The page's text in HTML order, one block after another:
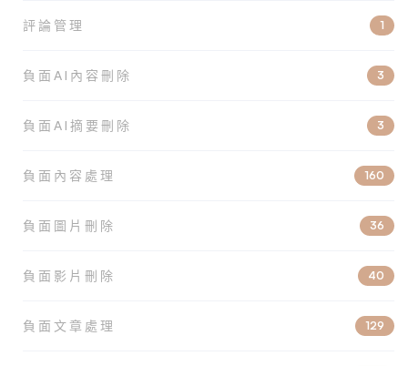
評論管理 1
負面AI內容刪除 3
負面AI摘要刪除 3
負面內容處理 160
負面圖片刪除 36
負面影片刪除 40
負面文章處理 129